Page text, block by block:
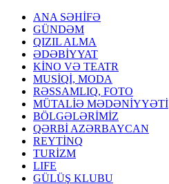
ANA SƏHİFƏ
GÜNDƏM
QIZIL ALMA
ƏDƏBİYYAT
KİNO VƏ TEATR
MUSİQİ, MODA
RƏSSAMLIQ, FOTO
MÜTALİƏ MƏDƏNİYYƏTİ
BÖLGƏLƏRİMİZ
QƏRBİ AZƏRBAYCAN
REYTİNQ
TURİZM
LIFE
GÜLÜŞ KLUBU